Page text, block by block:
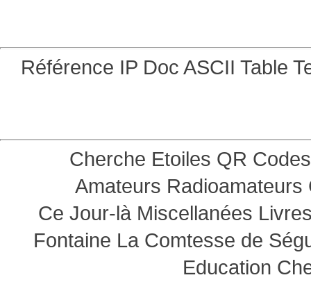
Référence IP Doc ASCII Table
Cherche Etoiles QR Codes
Amateurs Radioamateurs
Ce Jour-là Miscellanées
Fontaine La Comtesse de
Education